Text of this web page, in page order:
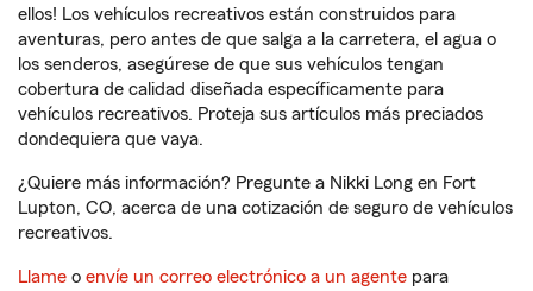
ellos! Los vehículos recreativos están construidos para
aventuras, pero antes de que salga a la carretera, el agua o
los senderos, asegúrese de que sus vehículos tengan
cobertura de calidad diseñada específicamente para
vehículos recreativos. Proteja sus artículos más preciados
dondequiera que vaya.
¿Quiere más información? Pregunte a Nikki Long en Fort
Lupton, CO, acerca de una cotización de seguro de vehículos
recreativos.
Llame o envíe un correo electrónico a un agente para